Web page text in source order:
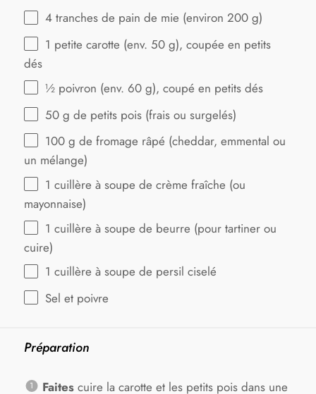
4 tranches de pain de mie (environ 200 g)
1 petite carotte (env. 50 g), coupée en petits
dés
½ poivron (env. 60 g), coupé en petits dés
50 g de petits pois (frais ou surgelés)
100 g de fromage râpé (cheddar, emmental ou
un mélange)
1 cuillère à soupe de crème fraîche (ou
mayonnaise)
1 cuillère à soupe de beurre (pour tartiner ou
cuire)
1 cuillère à soupe de persil ciselé
Sel et poivre
Préparation
Faitescuire la carotte et les petits pois dans une